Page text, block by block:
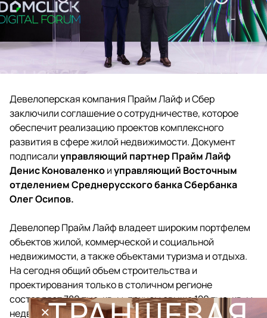
×
Девелоперская компания Прайм Лайф и Сбер
заключили соглашение о сотрудничестве, которое
обеспечит реализацию проектов комплексного
развития в сфере жилой недвижимости. Документ
подписалиуправляющий партнер Прайм Лайф
Денис Коноваленкоиуправляющий Восточным
отделением Среднерусского банка Сбербанка
Олег Осипов.
Девелопер Прайм Лайф владеет широким портфелем
объектов жилой, коммерческой и социальной
недвижимости, а также объектами туризма и отдыха.
На сегодня общий объем строительства и
проектирования только в столичном регионе
составляет 780 тыс. кв. м, причем свыше 120 тыс. кв. м
недвижимости уже построено.